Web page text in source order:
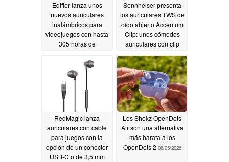
Edifier lanza unos
nuevos auriculares
inalámbricos para
videojuegos con hasta
305 horas de
Sennheiser presenta
los auriculares TWS de
oído abierto Accentum
Clip: unos cómodos
auriculares con clip
reproducción de audio
de alta resolución
06/19/2026
RedMagic lanza
auriculares con cable
para juegos con la
opción de un conector
USB-C o de 3,5 mm
Los Shokz OpenDots
Air son una alternativa
más barata a los
OpenDots 2 06/05/2026